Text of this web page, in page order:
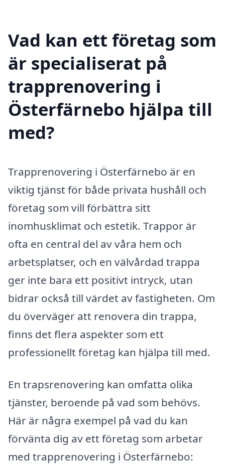
Vad kan ett företag som
är specialiserat på
trapprenovering i
Österfärnebo hjälpa till
med?
Trapprenovering i Österfärnebo är en
viktig tjänst för både privata hushåll och
företag som vill förbättra sitt
inomhusklimat och estetik. Trappor är
ofta en central del av våra hem och
arbetsplatser, och en välvårdad trappa
ger inte bara ett positivt intryck, utan
bidrar också till värdet av fastigheten. Om
du överväger att renovera din trappa,
finns det flera aspekter som ett
professionellt företag kan hjälpa till med.
En trapsrenovering kan omfatta olika
tjänster, beroende på vad som behövs.
Här är några exempel på vad du kan
förvänta dig av ett företag som arbetar
med trapprenovering i Österfärnebo: